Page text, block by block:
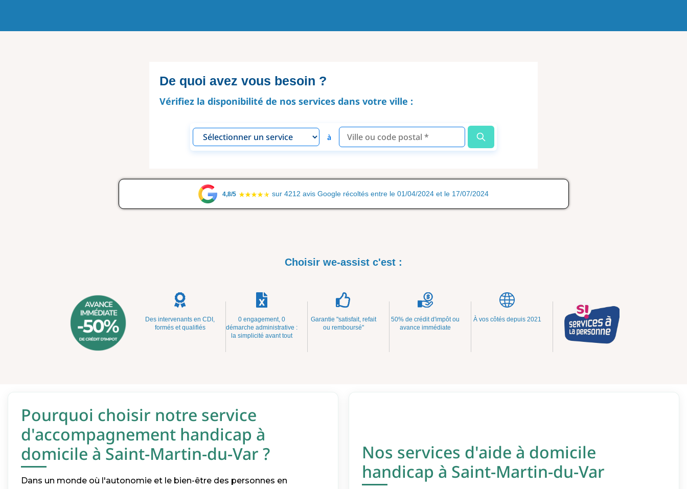
De quoi avez vous besoin ?
Vérifiez la disponibilité de nos services dans votre ville :
à
4,8/5 sur 4212 avis Google récoltés entre le 01/04/2024 et le 17/07/2024
Choisir we-assist c'est :
Des intervenants en CDI,
formés et qualifiés
0 engagement, 0
démarche administrative :
la simplicité avant tout
Garantie "satisfait, refait
ou remboursé"
50% de crédit d'impôt ou
avance immédiate
À vos côtés depuis 2021
Pourquoi choisir notre service
d'accompagnement handicap à
domicile à Saint-Martin-du-Var ?
Dans un monde où l'autonomie et le bien-être des personnes en
Nos services d'aide à domicile
handicap à Saint-Martin-du-Var